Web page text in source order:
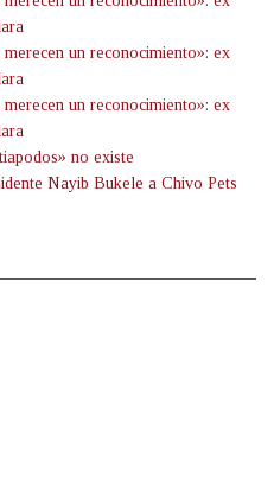
un reconocimiento»: ex
un reconocimiento»: ex
no existe
Nayib Bukele a Chivo Pets